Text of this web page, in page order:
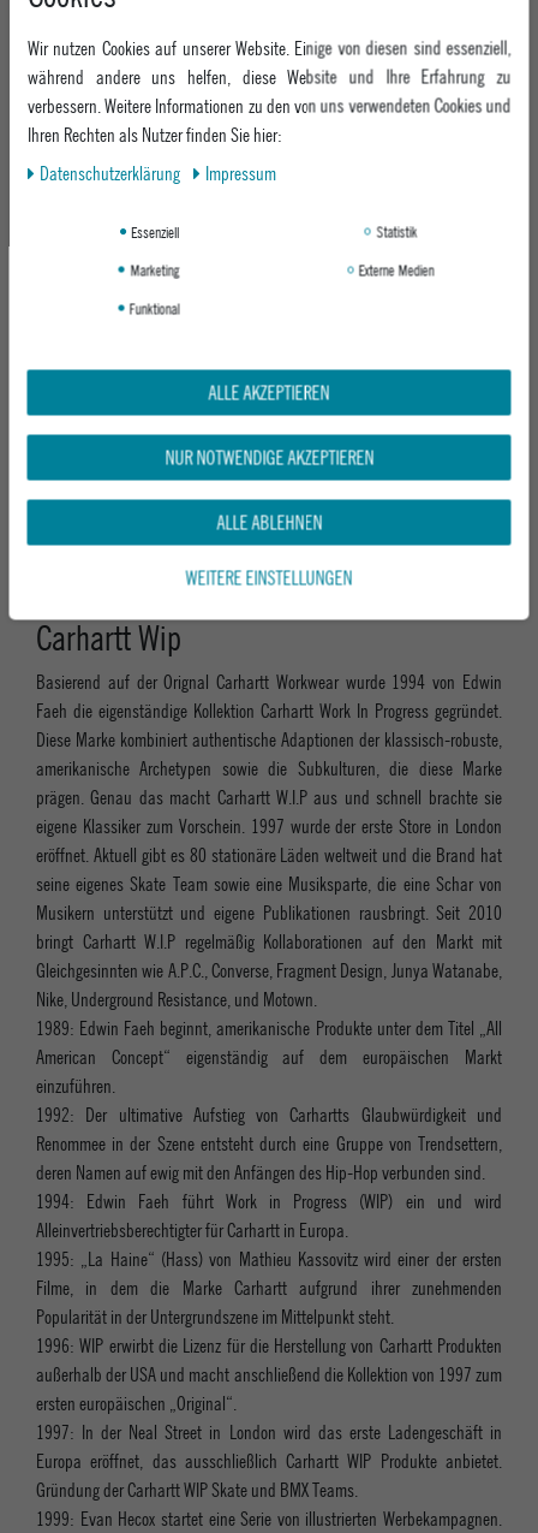
ab 34,95 € ab 24,95 €
ab 24,95 € ab 19,95 €
2 3
Carhartt Wip
Basierend auf der Orignal Carhartt Workwear wurde 1994 von Edwin
Faeh die eigenständige Kollektion Carhartt Work In Progress gegründet.
Diese Marke kombiniert authentische Adaptionen der klassisch-robuste,
amerikanische Archetypen sowie die Subkulturen, die diese Marke
prägen. Genau das macht Carhartt W.I.P aus und schnell brachte sie
eigene Klassiker zum Vorschein. 1997 wurde der erste Store in London
eröffnet. Aktuell gibt es 80 stationäre Läden weltweit und die Brand hat
seine eigenes Skate Team sowie eine Musiksparte, die eine Schar von
Musikern unterstützt und eigene Publikationen rausbringt. Seit 2010
bringt Carhartt W.I.P regelmäßig Kollaborationen auf den Markt mit
Gleichgesinnten wie A.P.C., Converse, Fragment Design, Junya Watanabe,
Nike, Underground Resistance, und Motown.
1989: Edwin Faeh beginnt, amerikanische Produkte unter dem Titel „All
American Concept“ eigenständig auf dem europäischen Markt
einzuführen.
1992: Der ultimative Aufstieg von Carhartts Glaubwürdigkeit und
Renommee in der Szene entsteht durch eine Gruppe von Trendsettern,
deren Namen auf ewig mit den Anfängen des Hip-Hop verbunden sind.
1994: Edwin Faeh führt Work in Progress (WIP) ein und wird
Alleinvertriebsberechtigter für Carhartt in Europa.
1995: „La Haine“ (Hass) von Mathieu Kassovitz wird einer der ersten
Filme, in dem die Marke Carhartt aufgrund ihrer zunehmenden
Popularität in der Untergrundszene im Mittelpunkt steht.
1996: WIP erwirbt die Lizenz für die Herstellung von Carhartt Produkten
außerhalb der USA und macht anschließend die Kollektion von 1997 zum
ersten europäischen „Original“.
1997: In der Neal Street in London wird das erste Ladengeschäft in
Europa eröffnet, das ausschließlich Carhartt WIP Produkte anbietet.
Gründung der Carhartt WIP Skate und BMX Teams.
1999: Evan Hecox startet eine Serie von illustrierten Werbekampagnen.
Wir nutzen Cookies auf unserer Website. Einige von diesen sind essenziell,
während andere uns helfen, diese Website und Ihre Erfahrung zu
verbessern. Weitere Informationen zu den von uns verwendeten Cookies und
Ihren Rechten als Nutzer finden Sie hier:
Daten­schutz­erklärung
Impressum
Essenziell
Statistik
Marketing
Externe Medien
Funktional
ALLE AKZEPTIEREN
NUR NOTWENDIGE AKZEPTIEREN
ALLE ABLEHNEN
WEITERE EINSTELLUNGEN